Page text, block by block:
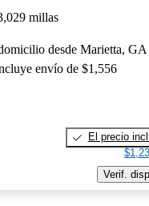
millas
desde Marietta, GA
envío de $1,556
El precio
Verif.